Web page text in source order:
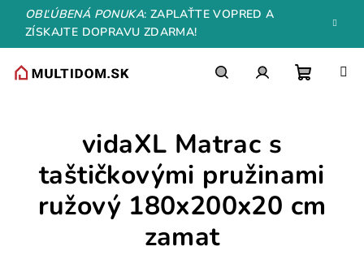
Prejsť
obsah
OBĽÚBENÁ PONUKA: ZAPLAŤTE VOPRED A
ZÍSKAJTE DOPRAVU ZDARMA!
vidaXL Matrac s
taštičkovými pružinami
ružový 180x200x20 cm
zamat